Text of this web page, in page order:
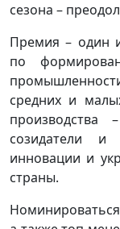
сезона –
Премия – один
по
средних и
созидатели
инновации и
страны.